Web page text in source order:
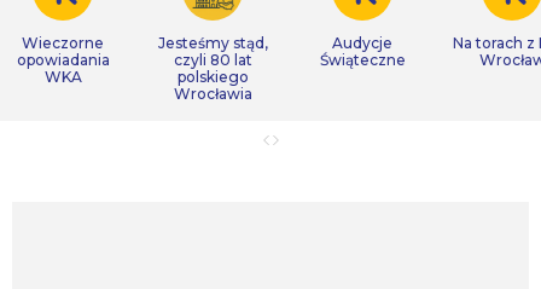
Wieczorne
opowiadania
WKA
Jesteśmy stąd,
czyli 80 lat
polskiego
Wrocławia
Audycje
Świąteczne
Na torach z